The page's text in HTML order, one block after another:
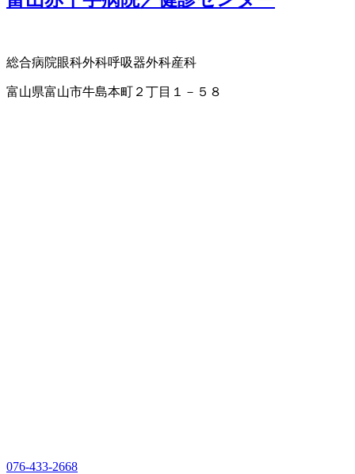
総合病院眼科外科呼吸器外科産科
富山県富山市牛島本町２丁目１－５８
076-433-2668